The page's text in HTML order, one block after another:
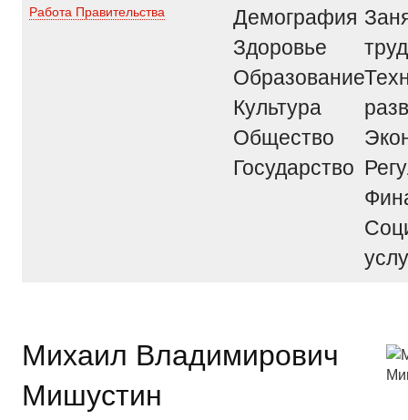
Работа Правительства
Демография
Здоровье
Образование
Культура
Общество
Государство
труд
Михаил Владимирович
Мишустин